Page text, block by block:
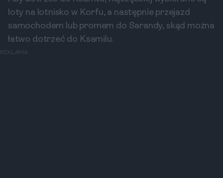
loty na lotnisko w Korfu, a następnie przejazd
samochodem lub promem do Sarandy, skąd można
łatwo dotrzeć do Ksamilu.
REKLAMA